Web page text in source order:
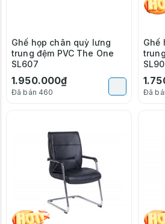
Ghế họp chân quỳ lưng
trung đệm PVC The One
SL607
1.950.000₫
Đã bán 460
Ghế
Đã